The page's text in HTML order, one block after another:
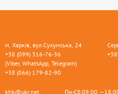
м. Харків, вул.Сухумська, 24
+38 (099) 316-76-36
(Viber, WhatsApp, Telegram)
+38 (066) 179-82-90
khk@ukr.net Пн-Сб 09:00